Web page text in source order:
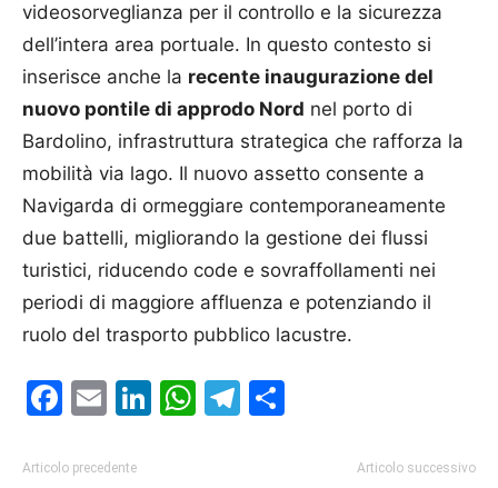
videosorveglianza per il controllo e la sicurezza
dell’intera area portuale. In questo contesto si
inserisce anche la recente inaugurazione del
nuovo pontile di approdo Nord nel porto di
Bardolino, infrastruttura strategica che rafforza la
mobilità via lago. Il nuovo assetto consente a
Navigarda di ormeggiare contemporaneamente
due battelli, migliorando la gestione dei flussi
turistici, riducendo code e sovraffollamenti nei
periodi di maggiore affluenza e potenziando il
ruolo del trasporto pubblico lacustre.
Facebook
EmailLinkedIn
WhatsApp
Telegram
Articolo precedente Articolo successivo